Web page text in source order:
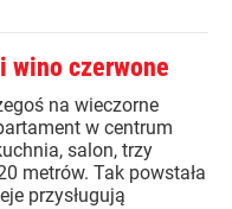
wino czerwone
na wieczorne
w centrum
salon, trzy
metrów. Tak powstała
przysługują